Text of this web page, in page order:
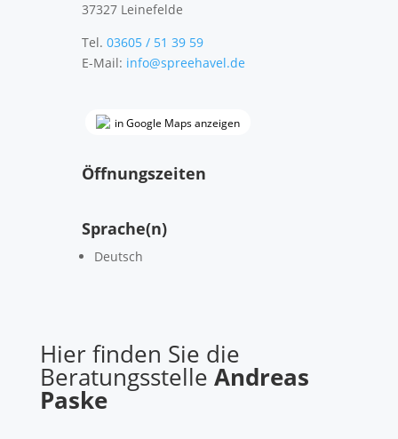
37327 Leinefelde
Tel. 03605 / 51 39 59
E-Mail: info@spreehavel.de
in Google Maps anzeigen
Öffnungszeiten
Sprache(n)
Deutsch
Hier finden Sie die
Beratungsstelle Andreas
Paske